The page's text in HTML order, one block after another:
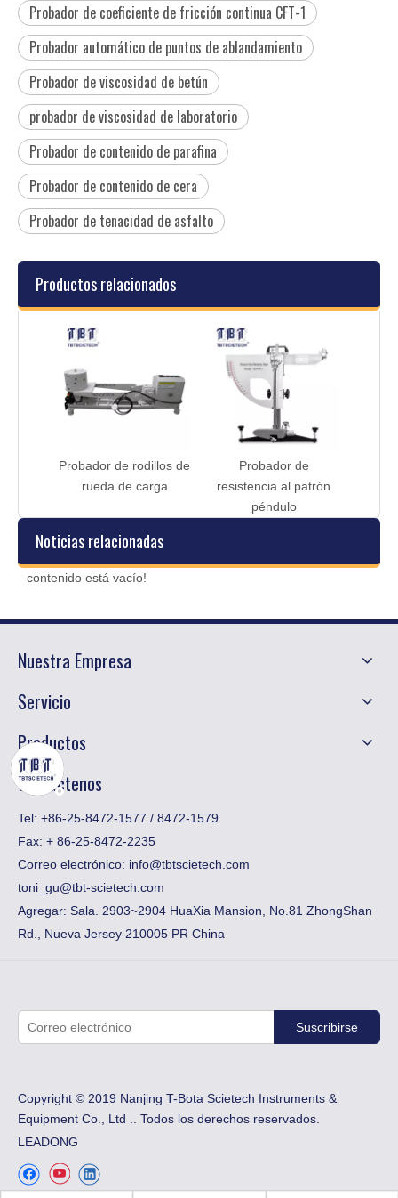
Probador de coeficiente de fricción continua CFT-1
Probador automático de puntos de ablandamiento
Probador de viscosidad de betún
probador de viscosidad de laboratorio
Probador de contenido de parafina
Probador de contenido de cera
Probador de tenacidad de asfalto
Productos relacionados
Probador de rodillos de
rueda de carga
Probador de
resistencia al patrón
péndulo
Noticias relacionadas
contenido está vacío!
Nuestra Empresa
Servicio
Productos
Contáctenos
Tel: +86-25-8472-1577 / 8472-1579
Fax: ​+ 86-25-8472-2235
Correo electrónico: info@tbtscietech.com
toni_gu@tbt-scietech.com
Agregar: Sala. 2903~2904 HuaXia Mansion, No.81 ZhongShan
Rd., Nueva Jersey 210005 PR China
Suscribirse
Copyright © 2019 Nanjing T-Bota Scietech Instruments &
Equipment Co., Ltd .. Todos los derechos reservados.
LEADONG